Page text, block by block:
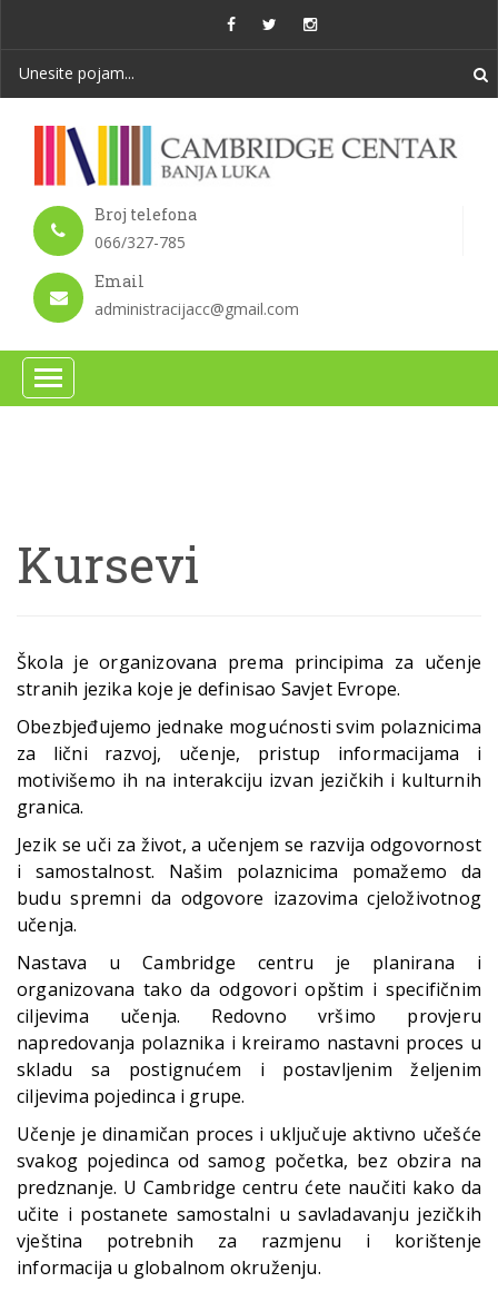
Broj telefona
066/327-785
Email
administracijacc@gmail.com
Kursevi
Škola je organizovana prema principima za učenje
stranih jezika koje je definisao Savjet Evrope.
Obezbjeđujemo jednake mogućnosti svim polaznicima
za lični razvoj, učenje, pristup informacijama i
motivišemo ih na interakciju izvan jezičkih i kulturnih
granica.
Jezik se uči za život, a učenjem se razvija odgovornost
i samostalnost. Našim polaznicima pomažemo da
budu spremni da odgovore izazovima cjeloživotnog
učenja.
Nastava u Cambridge centru je planirana i
organizovana tako da odgovori opštim i specifičnim
ciljevima učenja. Redovno vršimo provjeru
napredovanja polaznika i kreiramo nastavni proces u
skladu sa postignućem i postavljenim željenim
ciljevima pojedinca i grupe.
Učenje je dinamičan proces i uključuje aktivno učešće
svakog pojedinca od samog početka, bez obzira na
predznanje. U Cambridge centru ćete naučiti kako da
učite i postanete samostalni u savladavanju jezičkih
vještina potrebnih za razmjenu i korištenje
informacija u globalnom okruženju.